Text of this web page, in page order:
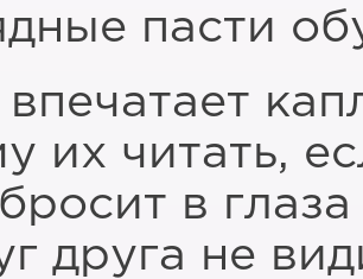
пасти
их читать,
в
друга не